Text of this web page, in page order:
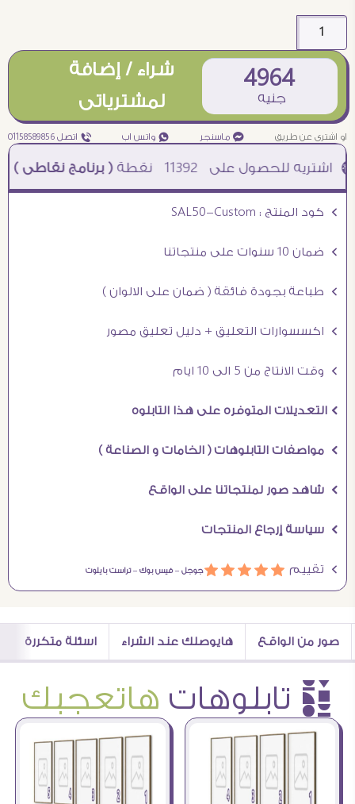
4964
جنيه
شراء / إضافة
لمشترياتى
او اشترى عن طريق ¥ ماسنجر ₧ واتس اب ƒ اتصل 01158589856
11392 نقطة( برنامج نقاطى )à خصم 5% للعملاء الجدد à شحن مجانى عند الشراء ب 4000 جنيه à
Ö كود المنتج : SAL50-Custom
Ö ضمان 10 سنوات على منتجاتنا
Ö طباعة بجودة فائقة ( ضمان على الالوان )
Ö اكسسوارات التعليق + دليل تعليق مصور
Ö وقت الانتاج من 5 الى 10 ايام
Ö التعديلات المتوفره على هذا التابلوه
Ö مواصفات التابلوهات ( الخامات و الصناعة )
Ö شاهد صور لمنتجاتنا على الواقع
Ö سياسة إرجاع المنتجات
Ö تقييم áááááجوجل –فيس بوك –تراست بايلوت
صور من الواقع هايوصلك عند الشراء اسئلة متكررة
è تابلوهات هاتعجبك